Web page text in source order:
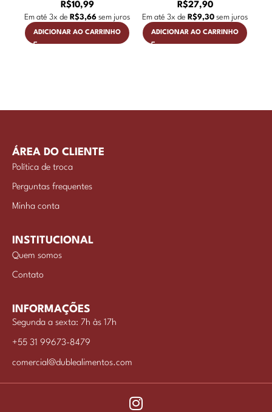
R$10,99
Em até 3x de R$3,66 sem juros
ADICIONAR AO CARRINHO
R$27,90
Em até 3x de R$9,30 sem juros
ADICIONAR AO CARRINHO
ÁREA DO CLIENTE
Política de troca
Perguntas frequentes
Minha conta
INSTITUCIONAL
Quem somos
Contato
INFORMAÇÕES
Segunda a sexta: 7h às 17h
+55 31 99673-8479
comercial@dublealimentos.com